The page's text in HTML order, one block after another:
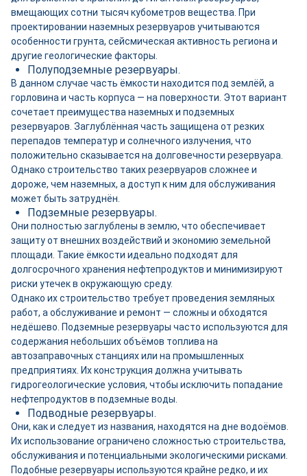
вмещающих сотни тысяч кубометров вещества. При
проектировании наземных резервуаров учитываются
особенности грунта, сейсмическая активность региона и
другие геологические факторы.
Полуподземные резервуары.
В данном случае часть ёмкости находится под землёй, а
горловина и часть корпуса — на поверхности. Этот вариант
сочетает преимущества наземных и подземных
резервуаров. Заглублённая часть защищена от резких
перепадов температур и солнечного излучения, что
положительно сказывается на долговечности резервуара.
Однако строительство таких резервуаров сложнее и
дороже, чем наземных, а доступ к ним для обслуживания
может быть затруднён.
Подземные резервуары.
Они полностью заглублены в землю, что обеспечивает
защиту от внешних воздействий и экономию земельной
площади. Такие ёмкости идеально подходят для
долгосрочного хранения нефтепродуктов и минимизируют
риски утечек в окружающую среду.
Однако их строительство требует проведения земляных
работ, а обслуживание и ремонт — сложны и обходятся
недёшево. Подземные резервуары часто используются для
содержания небольших объёмов топлива на
автозаправочных станциях или на промышленных
предприятиях. Их конструкция должна учитывать
гидрогеологические условия, чтобы исключить попадание
нефтепродуктов в подземные воды.
Подводные резервуары.
Они, как и следует из названия, находятся на дне водоёмов.
Их использование ограничено сложностью строительства,
обслуживания и потенциальными экологическими рисками.
Подобные резервуары используются крайне редко, и их